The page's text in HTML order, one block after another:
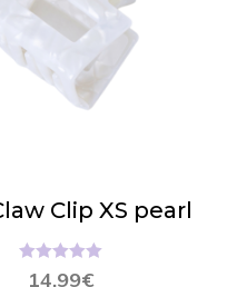
Clip XS pearl
14.99€
Hinnanguga